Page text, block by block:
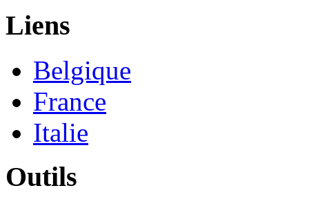
Liens
Belgique
France
Italie
Outils